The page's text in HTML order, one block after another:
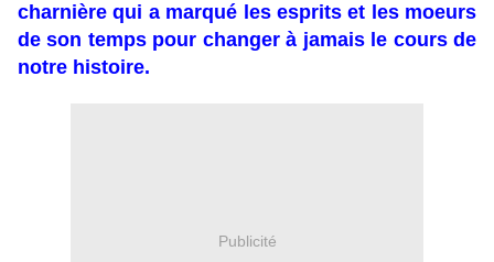
charnière qui a marqué les esprits et les moeurs
de son temps pour changer à jamais le cours de
notre histoire.
Publicité